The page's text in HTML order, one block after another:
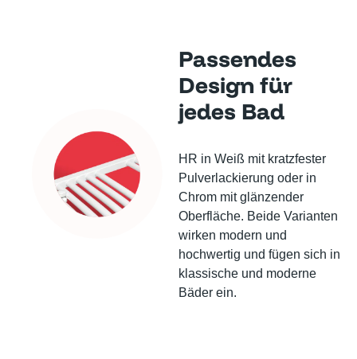
Passendes
Design für
jedes Bad
HR in Weiß mit kratzfester
Pulverlackierung oder in
Chrom mit glänzender
Oberfläche. Beide Varianten
wirken modern und
hochwertig und fügen sich in
klassische und moderne
Bäder ein.